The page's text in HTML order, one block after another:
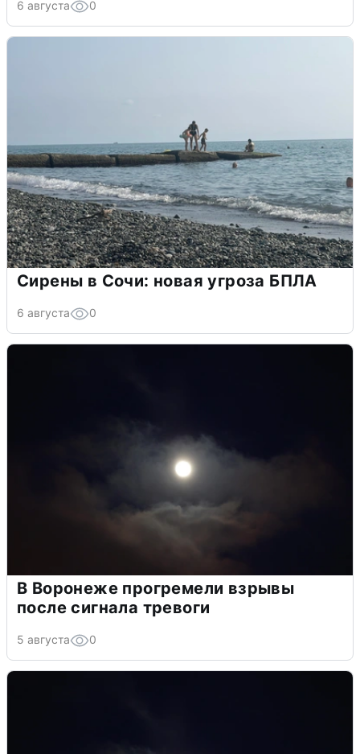
6 августа 0
Сирены в Сочи: новая угроза БПЛА
6 августа 0
В Воронеже прогремели взрывы
после сигнала тревоги
5 августа 0